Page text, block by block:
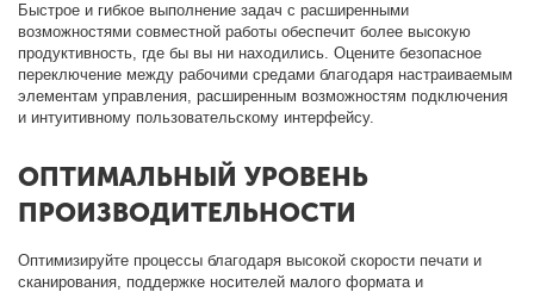
Быстрое и гибкое выполнение задач с расширенными
возможностями совместной работы обеспечит более высокую
продуктивность, где бы вы ни находились. Оцените безопасное
переключение между рабочими средами благодаря настраиваемым
элементам управления, расширенным возможностям подключения
и интуитивному пользовательскому интерфейсу.
ОПТИМАЛЬНЫЙ УРОВЕНЬ
ПРОИЗВОДИТЕЛЬНОСТИ
Оптимизируйте процессы благодаря высокой скорости печати и
сканирования, поддержке носителей малого формата и